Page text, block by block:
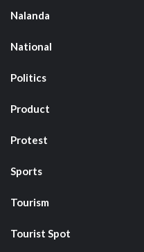
Nalanda
National
Politics
Product
Protest
Sports
Tourism
Tourist Spot